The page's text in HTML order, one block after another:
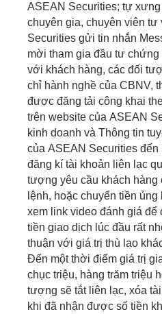
ASEAN Securities; tự
chuyên gia, chuyên viên tư
Securities gửi tin nhắn
mời tham gia đầu tư
với khách hàng, các đối
chỉ hành nghề của CBNV,
được đăng tải công khai
trên website của ASEAN
kinh doanh và Thông tin
của ASEAN Securities đến
đăng kí tài khoản liên lạc
tượng yêu cầu khách hàng
lệnh, hoặc chuyển tiền
xem link video đánh giá
tiền giao dịch lúc đầu rất
thuận với giá trị thù lao
Đến một thời điểm giá trị
chục triệu, hàng trăm triệu
tượng sẽ tắt liên lạc, xóa
khi đã nhận được số tiền